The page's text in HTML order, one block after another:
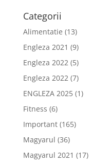
Categorii
Alimentatie (13)
Engleza 2021 (9)
Engleza 2022(5)
Engleza 2022(7)
ENGLEZA 2025(1)
Fitness (6)
Important(165)
Magyarul (36)
Magyarul 2021 (17)